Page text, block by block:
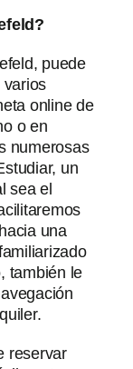
puede
varios
online de
o en
numerosas
un
sea el
una
también le
reservar